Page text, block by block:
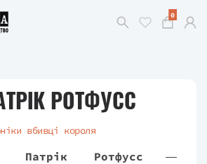
0
РОТФУСС
вбивці короля
Патрік Ротфусс —